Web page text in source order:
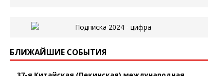
БЛИЖАЙШИЕ СОБЫТИЯ